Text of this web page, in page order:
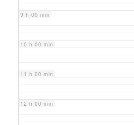
9 h 00 min
10 h 00 min
11 h 00 min
12 h 00 min